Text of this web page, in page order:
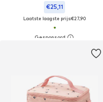
€25,11
Laatste laagste prijs:€27,90